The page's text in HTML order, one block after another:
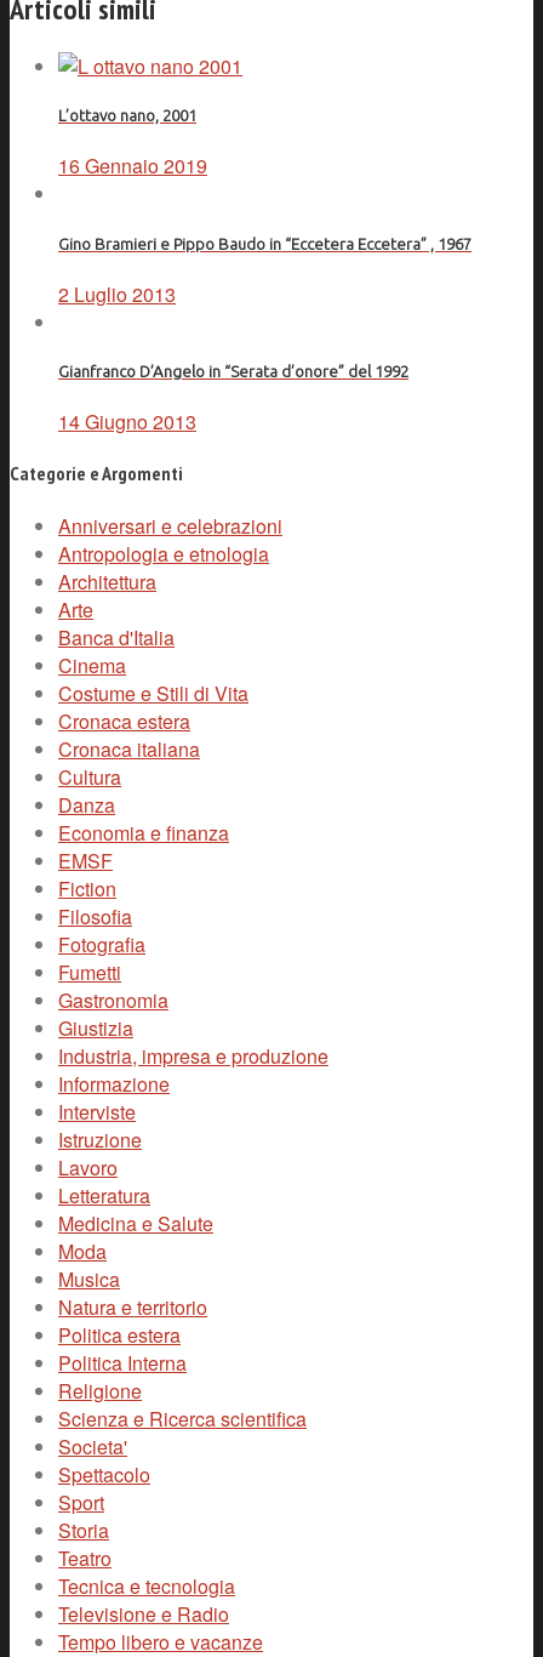
Articoli simili
L’ottavo nano, 2001
16 Gennaio 2019
Gino Bramieri e Pippo Baudo in “Eccetera Eccetera” , 1967
2 Luglio 2013
Gianfranco D’Angelo in “Serata d’onore” del 1992
14 Giugno 2013
Categorie e Argomenti
Anniversari e celebrazioni
Antropologia e etnologia
Architettura
Arte
Banca d'Italia
Cinema
Costume e Stili di Vita
Cronaca estera
Cronaca italiana
Cultura
Danza
Economia e finanza
EMSF
Fiction
Filosofia
Fotografia
Fumetti
Gastronomia
Giustizia
Industria, impresa e produzione
Informazione
Interviste
Istruzione
Lavoro
Letteratura
Medicina e Salute
Moda
Musica
Natura e territorio
Politica estera
Politica Interna
Religione
Scienza e Ricerca scientifica
Societa'
Spettacolo
Sport
Storia
Teatro
Tecnica e tecnologia
Televisione e Radio
Tempo libero e vacanze